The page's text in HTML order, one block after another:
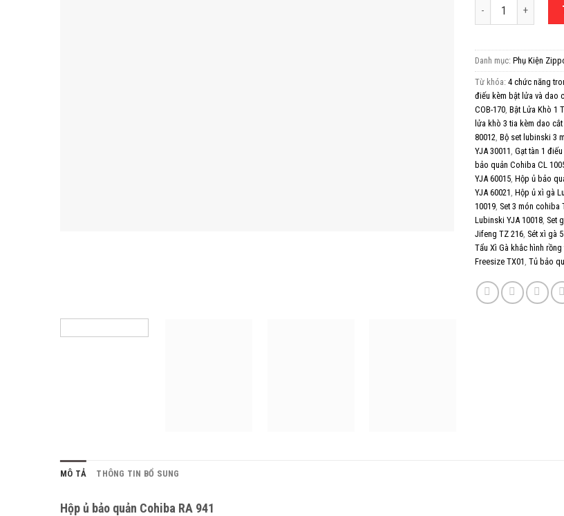
Hộp ủ bảo quản
Danh mục: Phụ Kiện
Từ khóa: 4 chức năng
điếu kèm bật lửa và dao
COB-170, Bật Lửa Khò 1
lửa khò 3 tia kèm dao
80012, Bộ set lubinski 3
YJA 30011 , Gạt tàn 1
bảo quản Cohiba CL
YJA 60015, Hộp ủ bảo
YJA 60021 , Hộp ủ xì gà
10019, Set 3 món cohiba
Lubinski YJA 10018, Set
Jifeng TZ 216, Sét xì gà
Tẩu Xì Gà khắc hình
Freesize TX01 , Tủ bảo
MÔ TẢ THÔNG TIN BỔ SUNG
Hộp ủ bảo quản Cohiba RA 941